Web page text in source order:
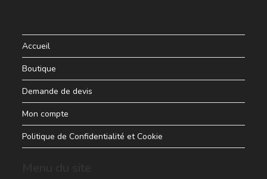
Accueil
Boutique
Demande de devis
Mon compte
Politique de Confidentialité et Cookie